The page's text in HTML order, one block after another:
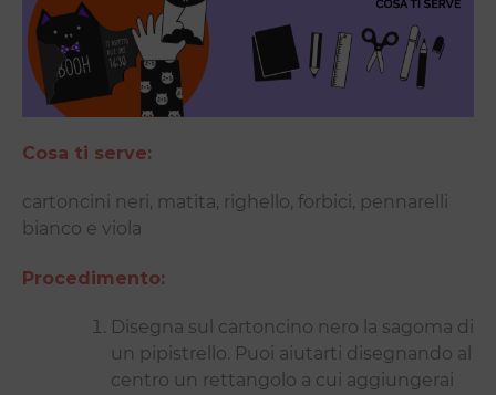
Cosa ti serve:
cartoncini neri, matita, righello, forbici, pennarelli
bianco e viola
Procedimento:
Disegna sul cartoncino nero la sagoma di
un pipistrello. Puoi aiutarti disegnando al
centro un rettangolo a cui aggiungerai